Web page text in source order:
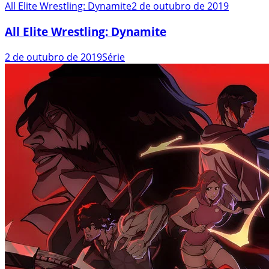
All Elite Wrestling: Dynamite2 de outubro de 2019
All Elite Wrestling: Dynamite
2 de outubro de 2019Série